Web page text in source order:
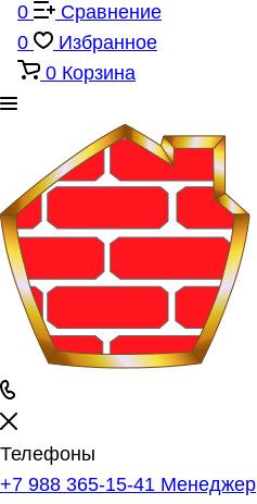
0
Сравнение
0
Избранное
0 Корзина
Телефоны
+7 988 365-15-41 Менеджер